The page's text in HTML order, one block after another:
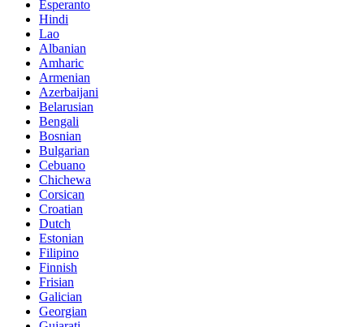
Esperanto
Hindi
Lao
Albanian
Amharic
Armenian
Azerbaijani
Belarusian
Bengali
Bosnian
Bulgarian
Cebuano
Chichewa
Corsican
Croatian
Dutch
Estonian
Filipino
Finnish
Frisian
Galician
Georgian